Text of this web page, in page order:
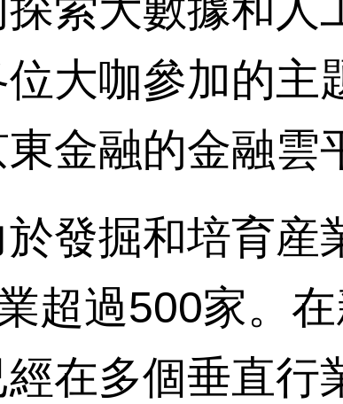
大咖參加的主
金融的金融雲
發掘和培育産
超過500家。
在多個垂直行